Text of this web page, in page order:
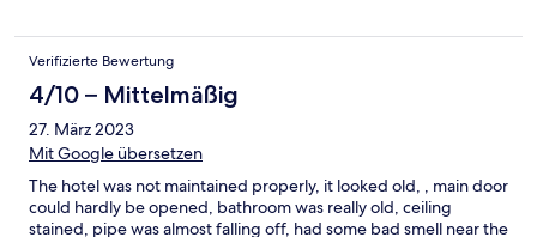
Verifizierte Bewertung
4/10 – Mittelmäßig
27. März 2023
Mit Google übersetzen
The hotel was not maintained properly, it looked old, , main door
could hardly be opened, bathroom was really old, ceiling
stained, pipe was almost falling off, had some bad smell near the